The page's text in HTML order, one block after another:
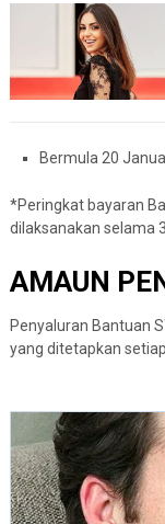
Bermula 20
*Peringkat bayaran
dilaksanakan selama
AMAUN
Penyaluran Bantuan
yang ditetapkan